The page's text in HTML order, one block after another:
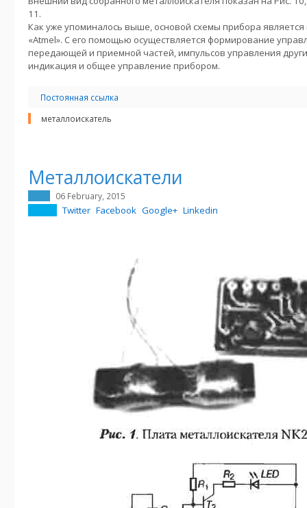
11.
Как уже упоминалось выше, основой схемы прибора
«Atmel». С его помощью осуществляется формирование
передающей и приемной частей, импульсов управления
индикация и общее управление прибором.
Постоянная ссылка
металлоискатель
Металлоискатели
06 February, 2015
Twitter Facebook Google+ Linkedin